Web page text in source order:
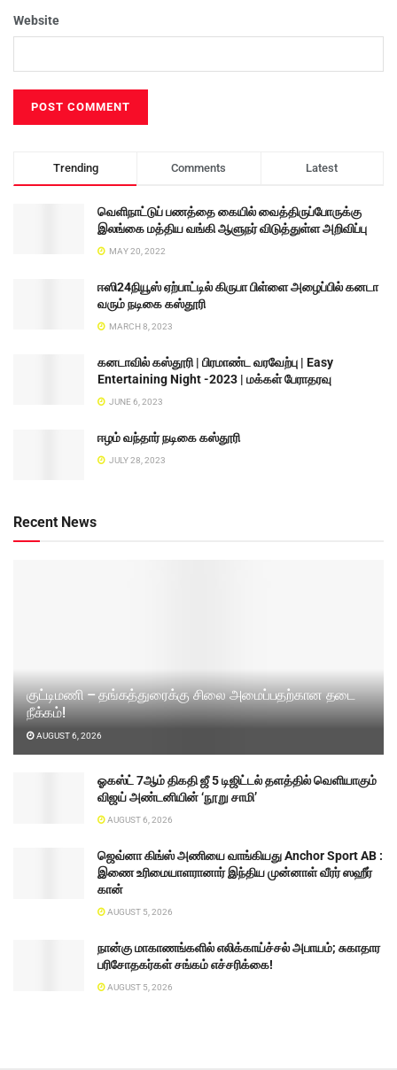
Website
Trending Comments Latest
வெளிநாட்டுப் பணத்தை கையில் வைத்திருப்போருக்கு
இலங்கை மத்திய வங்கி ஆளுநர் விடுத்துள்ள அறிவிப்பு
MAY 20, 2022
ஈஸி24நியூஸ் ஏற்பாட்டில் கிருபா பிள்ளை அழைப்பில் கனடா
வரும் நடிகை கஸ்தூரி
MARCH 8, 2023
கனடாவில் கஸ்தூரி | பிரமாண்ட வரவேற்பு | Easy
Entertaining Night -2023 | மக்கள் பேராதரவு
JUNE 6, 2023
ஈழம் வந்தார் நடிகை கஸ்தூரி
JULY 28, 2023
Recent News
குட்டிமணி – தங்கத்துரைக்கு சிலை அமைப்பதற்கான தடை
நீக்கம்!
AUGUST 6, 2026
ஓகஸ்ட் 7ஆம் திகதி ஜீ 5 டிஜிட்டல் தளத்தில் வெளியாகும்
விஜய் அண்டனியின் ‘நூறு சாமி’
AUGUST 6, 2026
ஜெவ்னா கிங்ஸ் அணியை வாங்கியது Anchor Sport AB :
இணை உரிமையாளரானார் இந்திய முன்னாள் வீரர் ஸஹீர்
கான்
AUGUST 5, 2026
நான்கு மாகாணங்களில் எலிக்காய்ச்சல் அபாயம்; சுகாதார
பரிசோதகர்கள் சங்கம் எச்சரிக்கை!
AUGUST 5, 2026